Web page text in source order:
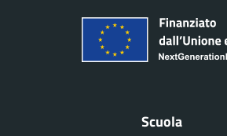
Scuola